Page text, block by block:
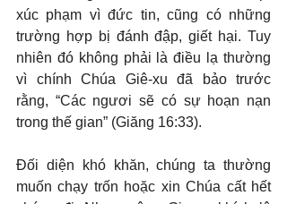
xúc phạm vì đức tin, cũng có những
trường hợp bị đánh đập, giết hại. Tuy
nhiên đó không phải là điều lạ thường
vì chính Chúa Giê-xu đã bảo trước
rằng, “Các ngươi sẽ có sự hoạn nạn
trong thế gian” (Giăng 16:33).
Đối diện khó khăn, chúng ta thường
muốn chạy trốn hoặc xin Chúa cất hết